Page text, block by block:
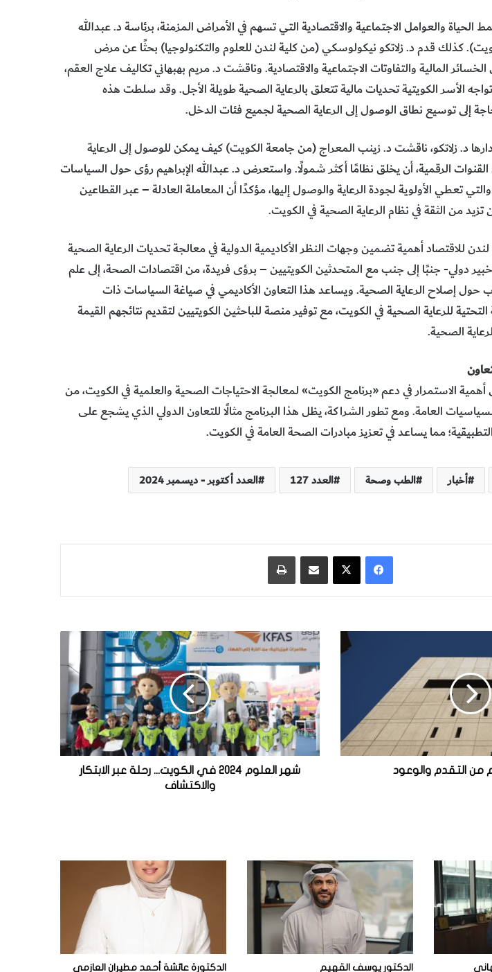
الحياة والعوامل الاجتماعية والاقتصادية التي تسهم في الأمراض المزمنة، برئاسة د. عبدالله
كذلك قدم د. زلاتكو نيكولوسكي (من كلية لندن للعلوم والتكنولوجيا) بحثًا عن مرض
المالية والتفاوتات الاجتماعية والاقتصادية. وناقشت د. مريم بهبهاني تكاليف علاج العقم،
الأسر الكويتية تحديات مالية تتعلق بالرعاية الصحية طويلة الأجل. وقد سلطت هذه
إلى توسيع نطاق الوصول إلى الرعاية الصحية لجميع فئات الدخل.
د. زلاتكو، ناقشت د. زينب المعراج (من جامعة الكويت) كيف يمكن للوصول إلى الرعاية
الرقمية، أن يخلق نظامًا أكثر شمولًا. واستعرض د. عبدالله الإبراهيم رؤى حول السياسات
تعطي الأولوية لجودة الرعاية والوصول إليها، مؤكدًا أن المعاملة العادلة – عبر القطاعين
من الثقة في نظام الرعاية الصحية في الكويت.
للاقتصاد أهمية تضمين وجهات النظر الأكاديمية الدولية في معالجة تحديات الرعاية الصحية
دولي- جنبًا إلى جنب مع المتحدثين الكويتيين – برؤى فريدة، من اقتصادات الصحة، إلى علم
حول إصلاح الرعاية الصحية. ويساعد هذا التعاون الأكاديمي في صياغة السياسات ذات
التحتية للرعاية الصحية في الكويت، مع توفير منصة للباحثين الكويتيين لتقديم نتائجهم القيمة
الصحية.
الاستمرار في دعم «برنامج الكويت» لمعالجة الاحتياجات الصحية والعلمية في الكويت، من
العامة. ومع تطور الشراكة، يظل هذا البرنامج مثالًا للتعاون الدولي الذي يشجع على
مما يساعد في تعزيز مبادرات الصحة العامة في الكويت.
أخبار الطب وصحة العدد 127
العدد أكتوبر - ديسمبر 2024
فيسبوك ‫X مشاركة عبر البريد
من التقدم والوعود
ش
ه
ر
ا
ل
ع
ل
و
م
ل
ك
و
ي
.
شهر العلوم 2024 في الكويت... رحلة عبر الابتكار
والاكتشاف
الدكتور يوسف القهيم الدكتورة عائشة أحمد مطيران العازمي